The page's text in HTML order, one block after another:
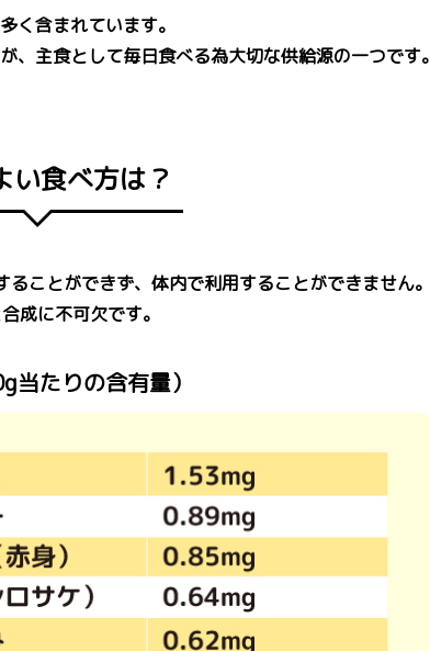
く含まれています。
、主食として毎日食べる為大切な供給源の一つです。
い食べ方は？
ことができず、体内で利用することができません。
成に不可欠です。
当たりの含有量）